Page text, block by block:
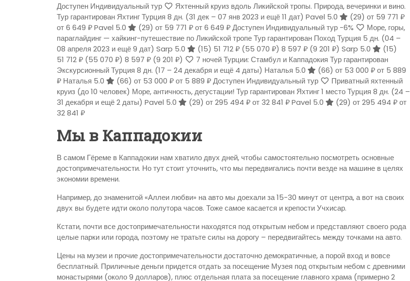
Доступен Индивидуальный тур
Яхтенный круиз вдоль Ликийской тропы. Природа, вечеринки и вино.
Тур гарантирован Яхтинг Турция 8 дн. (31 дек – 07 янв 2023 и ещё 11 дат) Pavel 5.0 (29) от 59 771 ₽
от 6 649 ₽Pavel 5.0 (29) от 59 771 ₽от 6 649 ₽Доступен Индивидуальный тур -6%
Море, горы,
параглайдинг — хайкинг-путешествие по Ликийской тропе Тур гарантирован Поход Турция 5 дн. (04 –
08 апреля 2023 и ещё 9 дат) Sarp 5.0 (15) 51 712 ₽ (55 070 ₽) 8 597 ₽ (9 201 ₽) Sarp 5.0
(15)
51 712 ₽ (55 070 ₽) 8 597 ₽ (9 201 ₽)
7 ночей Турции: Стамбул и Каппадокия Тур гарантирован
Экскурсионный Турция 8 дн. (17 – 24 декабря и ещё 4 даты) Наталья 5.0 (66) от 53 000 ₽от 5 889
₽ Наталья 5.0 (66) от 53 000 ₽от 5 889 ₽Доступен Индивидуальный тур
Приватный яхтенный
круиз (до 10 человек) Море, античность, дегустации! Тур гарантирован Яхтинг 1 место Турция 8 дн. (24 –
31 декабря и ещё 2 даты) Pavel 5.0 (29) от 295 494 ₽от 32 841 ₽Pavel 5.0 (29) от 295 494 ₽от
32 841 ₽
Мы в Каппадокии
В самом Гёреме в Каппадокии нам хватило двух дней, чтобы самостоятельно посмотреть основные
достопримечательности. Но тут стоит уточнить, что мы передвигались почти везде на машине в целях
экономии времени.
Например, до знаменитой «Аллеи любви» на авто мы доехали за 15-30 минут от центра, а вот на своих
двух вы будете идти около полутора часов. Тоже самое касается и крепости Учхисар.
Кстати, почти все достопримечательности находятся под открытым небом и представляют своего рода
целые парки или города, поэтому не тратьте силы на дорогу – передвигайтесь между точками на авто.
Цены на музеи и прочие достопримечательности достаточно демократичные, а порой вход и вовсе
бесплатный. Приличные деньги придется отдать за посещение Музея под открытым небом с древними
монастырями (около 9 долларов), плюс отдельная плата за посещение главного храма (примерно 2